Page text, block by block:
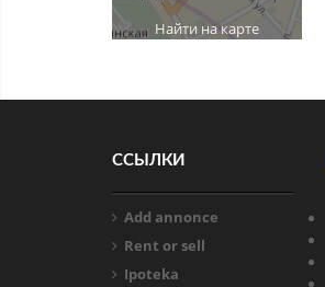
Найти на карте
ССЫЛКИ
Add annonce
Rent or sell
Ipoteka